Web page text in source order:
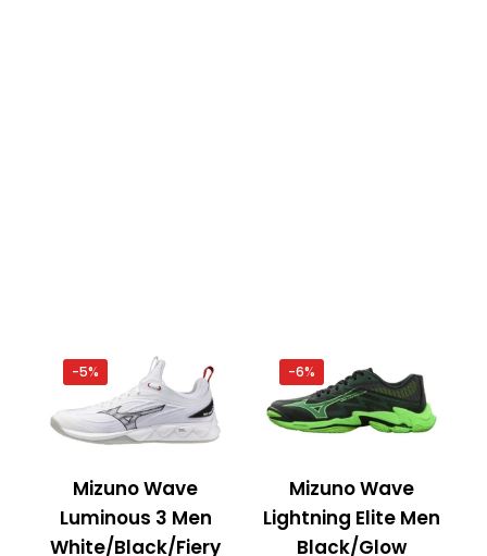
-5%
Mizuno Wave
Luminous 3 Men
White/Black/Fiery
-6%
Mizuno Wave
Lightning Elite Men
Black/Glow